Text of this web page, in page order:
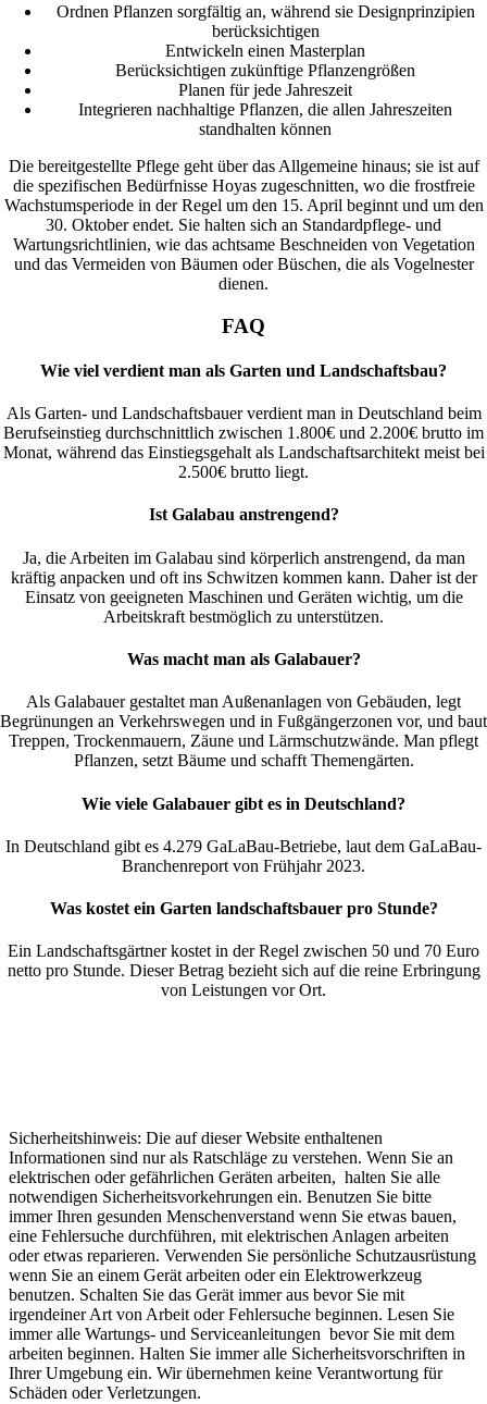
Ordnen Pflanzen sorgfältig an, während sie Designprinzipien
berücksichtigen
Entwickeln einen Masterplan
Berücksichtigen zukünftige Pflanzengrößen
Planen für jede Jahreszeit
Integrieren nachhaltige Pflanzen, die allen Jahreszeiten
standhalten können
Die bereitgestellte Pflege geht über das Allgemeine hinaus; sie ist auf
die spezifischen Bedürfnisse Hoyas zugeschnitten, wo die frostfreie
Wachstumsperiode in der Regel um den 15. April beginnt und um den
30. Oktober endet. Sie halten sich an Standardpflege- und
Wartungsrichtlinien, wie das achtsame Beschneiden von Vegetation
und das Vermeiden von Bäumen oder Büschen, die als Vogelnester
dienen.
FAQ
Wie viel verdient man als Garten und Landschaftsbau?
Als Garten- und Landschaftsbauer verdient man in Deutschland beim
Berufseinstieg durchschnittlich zwischen 1.800€ und 2.200€ brutto im
Monat, während das Einstiegsgehalt als Landschaftsarchitekt meist bei
2.500€ brutto liegt.
Ist Galabau anstrengend?
Ja, die Arbeiten im Galabau sind körperlich anstrengend, da man
kräftig anpacken und oft ins Schwitzen kommen kann. Daher ist der
Einsatz von geeigneten Maschinen und Geräten wichtig, um die
Arbeitskraft bestmöglich zu unterstützen.
Was macht man als Galabauer?
Als Galabauer gestaltet man Außenanlagen von Gebäuden, legt
Begrünungen an Verkehrswegen und in Fußgängerzonen vor, und baut
Treppen, Trockenmauern, Zäune und Lärmschutzwände. Man pflegt
Pflanzen, setzt Bäume und schafft Themengärten.
Wie viele Galabauer gibt es in Deutschland?
In Deutschland gibt es 4.279 GaLaBau-Betriebe, laut dem GaLaBau-
Branchenreport von Frühjahr 2023.
Was kostet ein Garten landschaftsbauer pro Stunde?
Ein Landschaftsgärtner kostet in der Regel zwischen 50 und 70 Euro
netto pro Stunde. Dieser Betrag bezieht sich auf die reine Erbringung
von Leistungen vor Ort.
Sicherheitshinweis: Die auf dieser Website enthaltenen
Informationen sind nur als Ratschläge zu verstehen. Wenn Sie an
elektrischen oder gefährlichen Geräten arbeiten, halten Sie alle
notwendigen Sicherheitsvorkehrungen ein. Benutzen Sie bitte
immer Ihren gesunden Menschenverstand wenn Sie etwas bauen,
eine Fehlersuche durchführen, mit elektrischen Anlagen arbeiten
oder etwas reparieren. Verwenden Sie persönliche Schutzausrüstung
wenn Sie an einem Gerät arbeiten oder ein Elektrowerkzeug
benutzen. Schalten Sie das Gerät immer aus bevor Sie mit
irgendeiner Art von Arbeit oder Fehlersuche beginnen. Lesen Sie
immer alle Wartungs- und Serviceanleitungen bevor Sie mit dem
arbeiten beginnen. Halten Sie immer alle Sicherheitsvorschriften in
Ihrer Umgebung ein. Wir übernehmen keine Verantwortung für
Schäden oder Verletzungen.